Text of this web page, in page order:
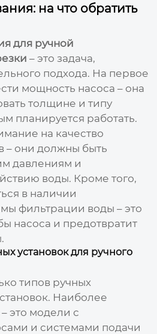
на что обратить
для ручной
– это задача,
подхода. На первое
мощность насоса – она
толщине и типу
планируется работать.
на качество
– они должны быть
давлениям и
воды. Кроме того,
в наличии
фильтрации воды – это
насоса и предотвратит
установок для ручного
типов ручных
Наиболее
это модели с
и системами подачи